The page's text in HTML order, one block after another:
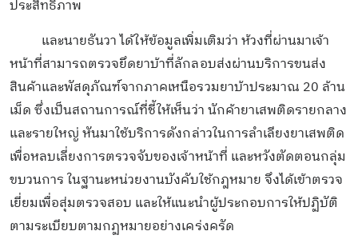
ประสิทธิภาพ
และนายธันวา ได้ให้ข้อมูลเพิ่มเติมว่า ห้วงที่ผ่านมาเจ้า
หน้าที่สามารถตรวจยึดยาบ้าที่ลักลอบส่งผ่านบริการขนส่ง
สินค้าและพัสดุภัณฑ์จากภาคเหนือรวมยาบ้าประมาณ 20 ล้าน
เม็ด ซึ่งเป็นสถานการณ์ที่ชี้ให้เห็นว่า นักค้ายาเสพติดรายกลาง
และรายใหญ่ หันมาใช้บริการดังกล่าวในการลำเลียงยาเสพติด
เพื่อหลบเลี่ยงการตรวจจับของเจ้าหน้าที่ และหวังตัดตอนกลุ่ม
ขบวนการ ในฐานะหน่วยงานบังคับใช้กฎหมาย จึงได้เข้าตรวจ
เยี่ยมเพื่อสุ่มตรวจสอบ และให้แนะนำผู้ประกอบการให้ปฏิบัติ
ตามระเบียบตามกฏหมายอย่างเคร่งครัด